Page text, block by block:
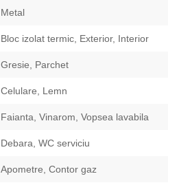
Metal
Bloc izolat termic, Exterior, Interior
Gresie, Parchet
Celulare, Lemn
Faianta, Vinarom, Vopsea lavabila
Debara, WC serviciu
Apometre, Contor gaz